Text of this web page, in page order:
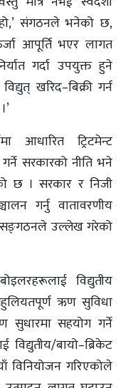
संगठनले भनेको छ,
आपूर्ति भएर लागत
गर्दा उपयुक्त हुने
खरिद–बिक्री गर्न
आधारित ट्रिटमेन्ट
सरकारको नीति भने
छ । सरकार र निजी
गर्नु वातावरणीय
सङ्‌गठनले उल्लेख गरेको
विद्युतीय
ऋण सुविधा
सुधारमा सहयोग गर्ने
बायो–ब्रिकेट
विनियोजन गरिएकोले